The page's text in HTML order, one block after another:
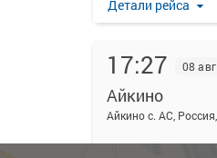
Детали рейса
17:27 08 авг
Айкино